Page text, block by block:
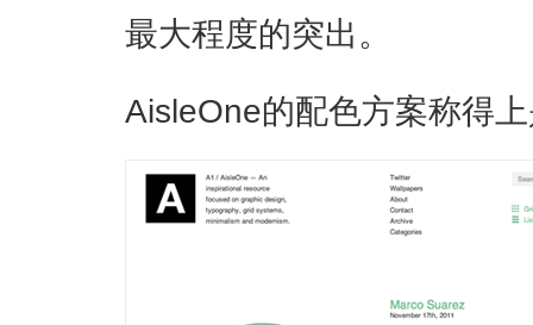
最大程度的突出。
AisleOne的配色方案称得